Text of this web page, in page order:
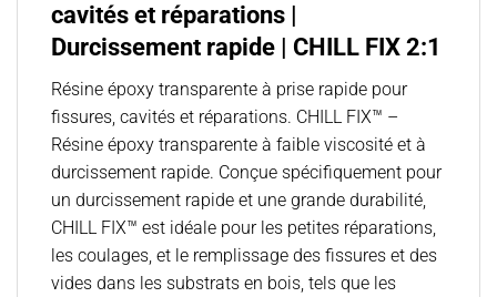
cavités et réparations |
Durcissement rapide | CHILL FIX 2:1
Résine époxy transparente à prise rapide pour
fissures, cavités et réparations. CHILL FIX™ –
Résine époxy transparente à faible viscosité et à
durcissement rapide. Conçue spécifiquement pour
un durcissement rapide et une grande durabilité,
CHILL FIX™ est idéale pour les petites réparations,
les coulages, et le remplissage des fissures et des
vides dans les substrats en bois, tels que les